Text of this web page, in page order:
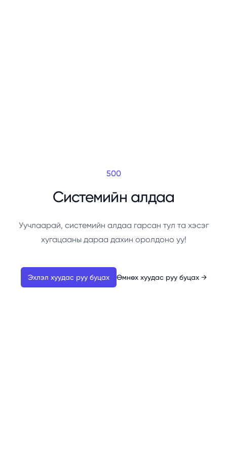
500
Системийн алдаа
Уучлаарай, системийн алдаа гарсан тул та хэсэг
хугацааны дараа дахин оролдоно уу!
Эхлэл хуудас руу буцах Өмнөх хуудас руу буцах →